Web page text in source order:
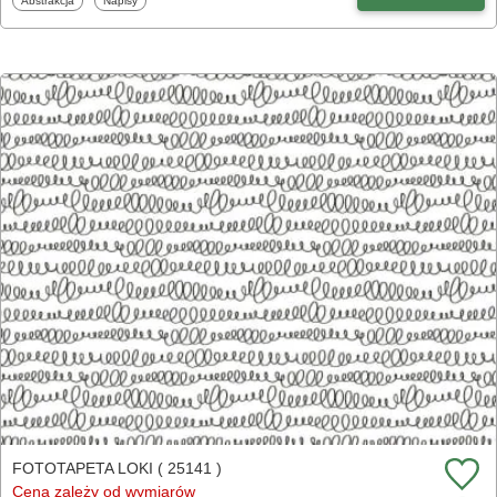
FOTOTAPETA LOKI ( 25141 )
Cena zależy od wymiarów